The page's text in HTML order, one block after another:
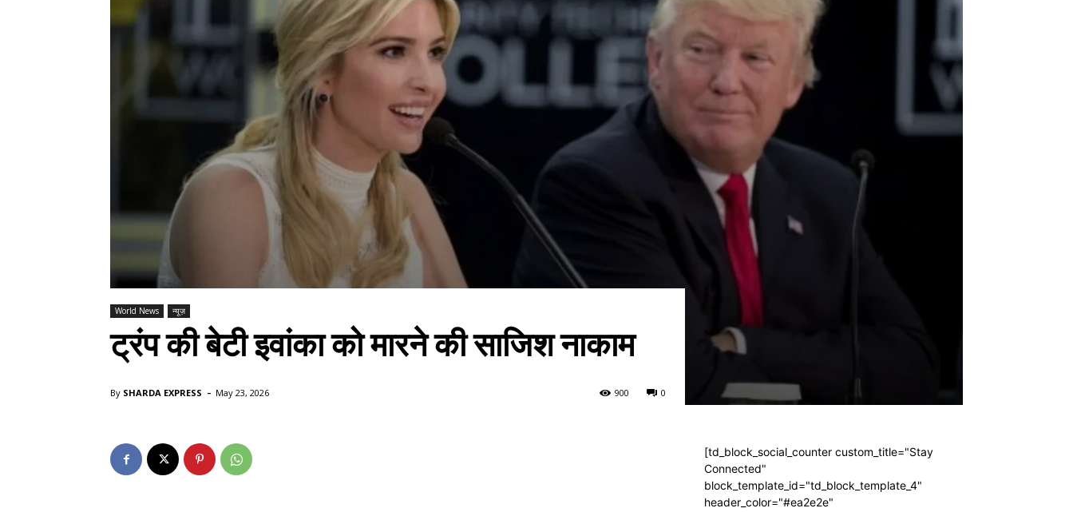
World News न्यूज़
ट्रंप की बेटी इवांका को मारने की साजिश नाकाम
By SHARDA EXPRESS - May 23, 2026 0
900
[td_block_social_counter custom_title="Stay
Connected"
block_template_id="td_block_template_4"
header_color="#ea2e2e"